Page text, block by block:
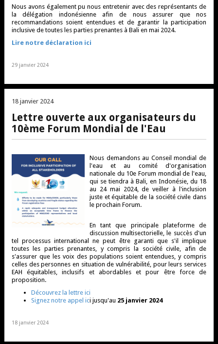
Nous avons également pu nous entretenir avec des représentants de
la délégation indonésienne afin de nous assurer que nos
recommandations soient entendues et de garantir la participation
inclusive de toutes les parties prenantes à Bali en mai 2024.
Lire notre déclaration ici
29 janvier 2024
18 janvier 2024
Lettre ouverte aux organisateurs du
10ème Forum Mondial de l'Eau
Nous demandons au Conseil mondial de
l'eau et au comité d'organisation
nationale du 10e Forum mondial de l'eau,
qui se tiendra à Bali, en Indonésie, du 18
au 24 mai 2024, de veiller à l'inclusion
juste et équitable de la société civile dans
le prochain Forum.
En tant que principale plateforme de
discussion multisectorielle, le succès d'un
tel processus international ne peut être garanti que s'il implique
toutes les parties prenantes, y compris la société civile, afin de
s'assurer que les voix des populations soient entendues, y compris
celles des personnes en situation de vulnérabilité, pour leurs services
EAH équitables, inclusifs et abordables et pour être force de
proposition.
Découvrez la lettre ici
Signez notre appel ici jusqu'au 25 janvier 2024
18 janvier 2024